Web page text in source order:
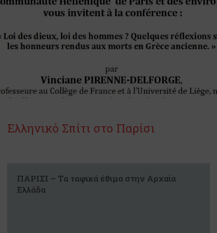
Ελληνικό Σπίτι στο Παρίσι
ΠΑΡΙΣΙ – Τα ταφικά έθιμα στην Αρχαία
Ελλάδα